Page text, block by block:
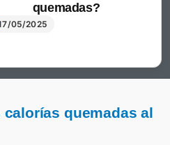
quemadas?
05/2025
quemadas al